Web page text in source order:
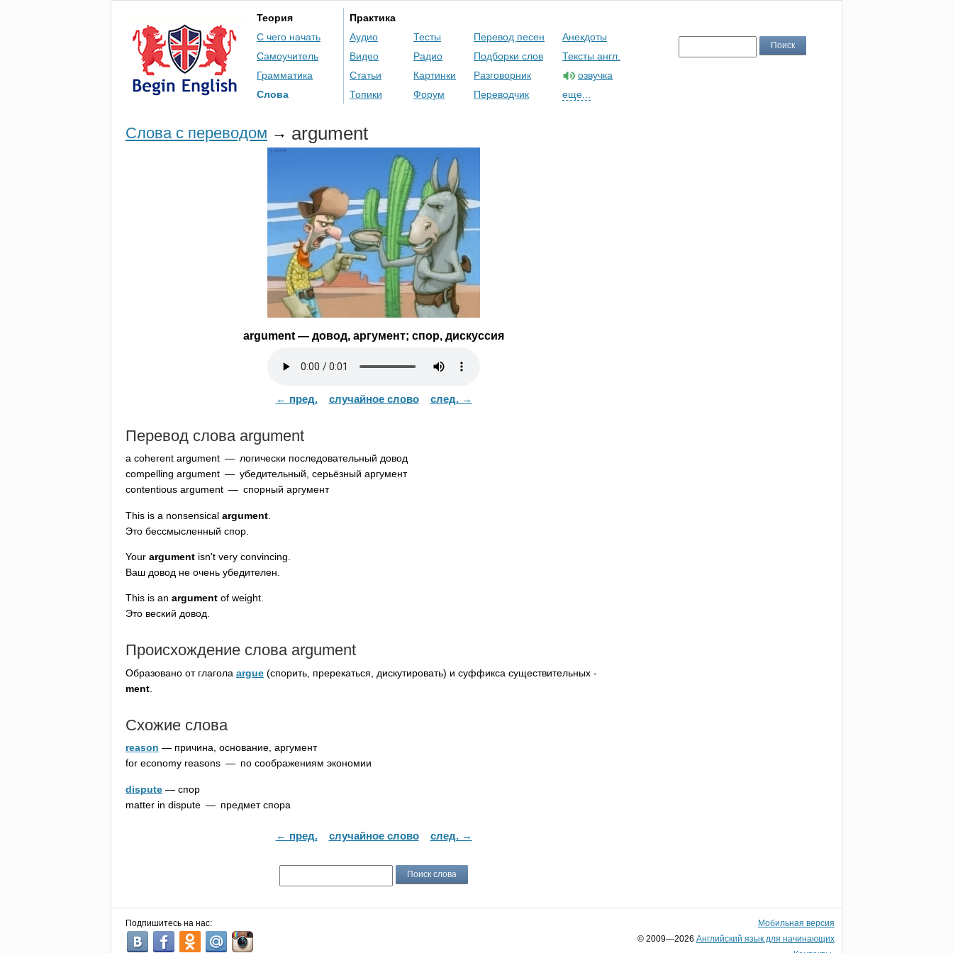
Теория
С чего начать
Самоучитель
Грамматика
Слова
Практика
Аудио
Видео
Статьи
Топики
Тесты
Радио
Картинки
Форум
Перевод песен
Подборки слов
Разговорник
Переводчик
Анекдоты
Тексты англ.
озвучка
еще...
Слова с переводом → argument
argument — довод, аргумент; спор, дискуссия
← пред. случайное слово след. →
Перевод слова argument
a coherent argument — логически последовательный довод
compelling argument — убедительный, серьёзный аргумент
contentious argument — спорный аргумент
This is a nonsensical argument
Это бессмысленный спор.
Your argument isn't very convincing
Ваш довод не очень убедителен.
This is an argument of weight.
Это веский довод.
Происхождение слова argument
Образовано от глагола argue (спорить, пререкаться, дискутировать) и суффикса существительных -
ment
Схожие слова
reason — причина, основание, аргумент
for economy reasons — по соображениям экономии
dispute — спор
matter in dispute — предмет спора
← пред. случайное слово след. →
Подпишитесь на нас:
Мобильная версия
© 2009—2026 Английский язык для начинающих